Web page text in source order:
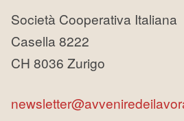
Società Cooperativa Italiana
Casella 8222
CH 8036 Zurigo